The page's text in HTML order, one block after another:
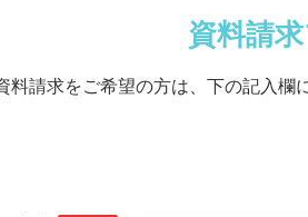
資料請
料請求をご希望の方は、下の記入欄